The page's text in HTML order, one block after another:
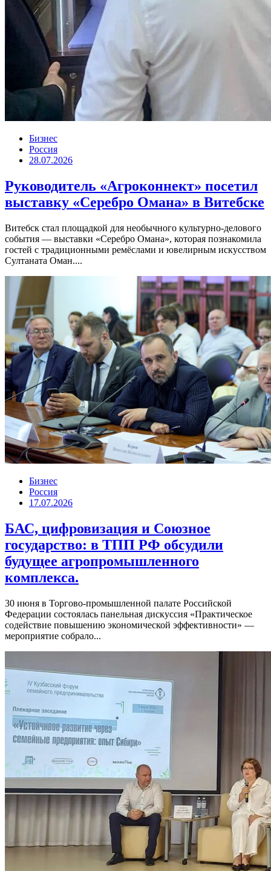
Бизнес
Россия
28.07.2026
Руководитель «Агроконнект» посетил
выставку «Серебро Омана» в Витебске
Витебск стал площадкой для необычного культурно-делового
события — выставки «Серебро Омана», которая познакомила
гостей с традиционными ремёслами и ювелирным искусством
Султаната Оман....
Бизнес
Россия
17.07.2026
БАС, цифровизация и Союзное
государство: в ТПП РФ обсудили
будущее агропромышленного
комплекса.
30 июня в Торгово-промышленной палате Российской
Федерации состоялась панельная дискуссия «Практическое
содействие повышению экономической эффективности» —
мероприятие собрало...